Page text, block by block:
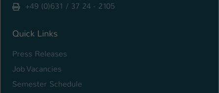
+49 (0)631 / 37 24 - 2105
Quick Links
Press Releases
Job Vacancies
Semester Schedule